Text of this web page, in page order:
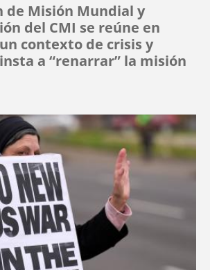
de Misión Mundial y
del CMI se reúne en
contexto de crisis y
a “renarrar” la misión